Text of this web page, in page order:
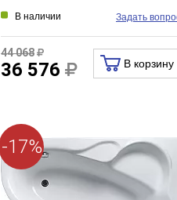
В наличии Задать
44 068
36 576 В корзину
-17%